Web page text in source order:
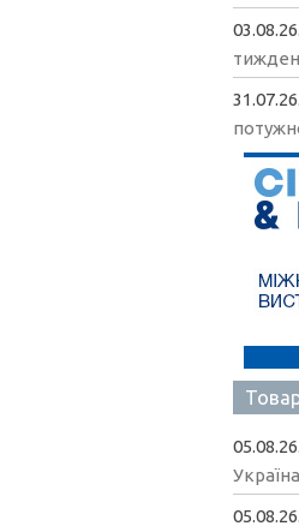
03.08.26.
31.07.26.
05.08.26.
05.08.26.